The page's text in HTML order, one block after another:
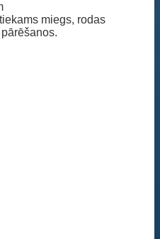
miegs, rodas